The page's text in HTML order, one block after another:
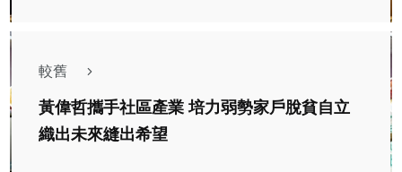
較舊
黃偉哲攜手社區產業 培力弱勢家戶脫貧自立
織出未來縫出希望